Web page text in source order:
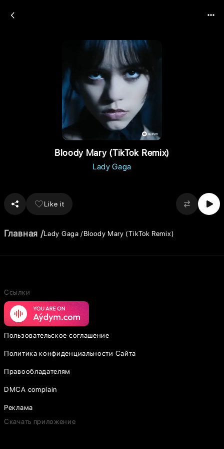
Bloody Mary (TikTok Remix)
Lady Gaga
Like it
Главная Lady Gaga Bloody Mary (TikTok Remix)
Ссылки
Пользовательское соглашение
Политика конфиденциальности Сайта
Правообладателям
DMCA complain
Реклама
Скачать приложение